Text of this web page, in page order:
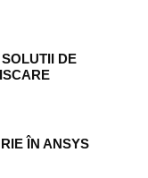
DE
ÎN ANSYS